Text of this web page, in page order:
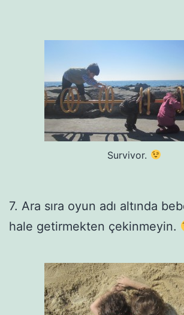
Survivor.
7. Ara sıra oyun adı altında
hale getirmekten çekinmeyin.